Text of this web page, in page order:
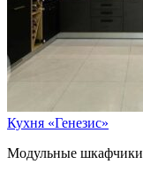
Кухня «Генезис»
Модульные шкафчики